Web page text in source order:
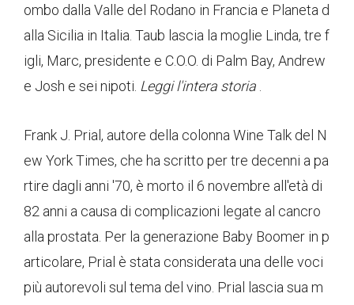
ombo dalla Valle del Rodano in Francia e Planeta d
alla Sicilia in Italia. Taub lascia la moglie Linda, tre f
igli, Marc, presidente e C.O.O. di Palm Bay, Andrew
e Josh e sei nipoti. Leggi l'intera storia
Frank J. Prial, autore della colonna Wine Talk del N
ew York Times, che ha scritto per tre decenni a pa
rtire dagli anni '70, è morto il 6 novembre all'età di
82 anni a causa di complicazioni legate al cancro
alla prostata. Per la generazione Baby Boomer in p
articolare, Prial è stata considerata una delle voci
più autorevoli sul tema del vino. Prial lascia sua m